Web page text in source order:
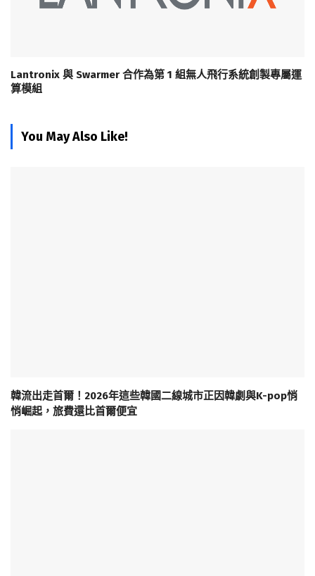
Lantronix 與 Swarmer 合作為第 1 組無人飛行系統創製專屬運
算模組
You May Also Like!
韓流出走首爾！2026年這些韓國二線城市正因韓劇與K-pop悄
悄崛起，旅費還比首爾便宜